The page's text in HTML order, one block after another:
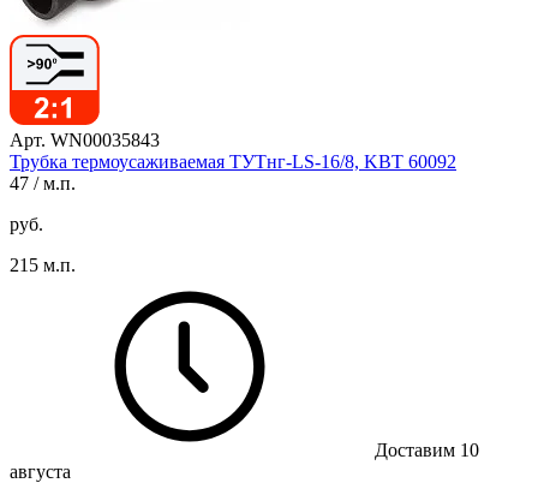
Арт. WN00035843
Трубка термоусаживаемая ТУТнг-LS-16/8, KBT 60092
47 / м.п.
руб.
215 м.п.
Доставим 10
августа